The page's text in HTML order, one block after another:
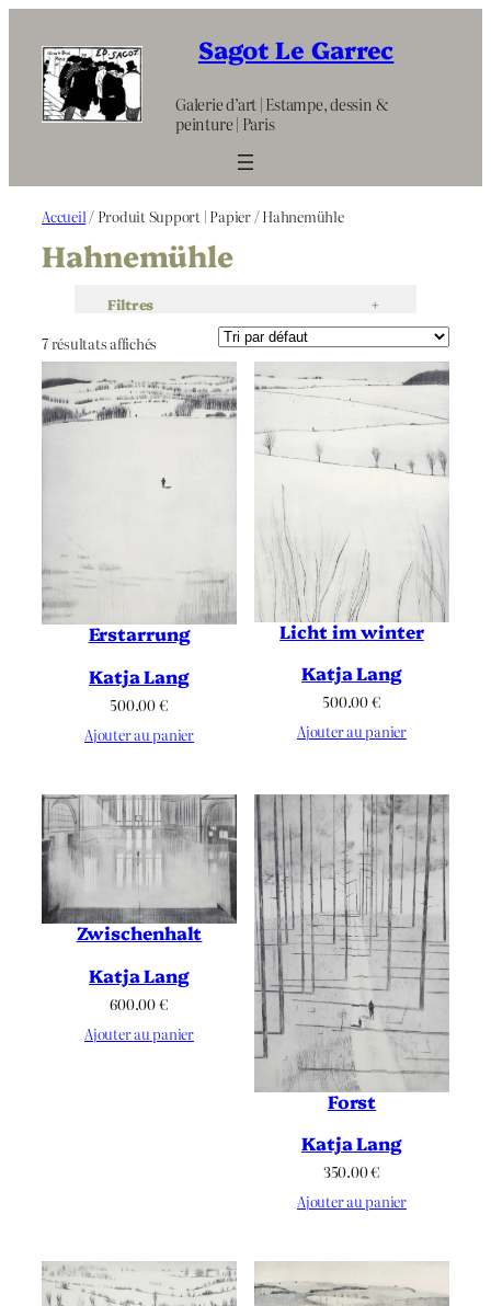
contenu
Sagot Le Garrec
Galerie d’art | Estampe, dessin &
peinture | Paris
Accueil / Produit Support | Papier / Hahnemühle
Hahnemühle
Filtres +
7 résultats affichés
Erstarrung
Katja Lang
500.00€
Ajouter au panier
Licht im winter
Katja Lang
500.00€
Ajouter au panier
Zwischenhalt
Katja Lang
600.00€
Ajouter au panier
Forst
Katja Lang
350.00€
Ajouter au panier